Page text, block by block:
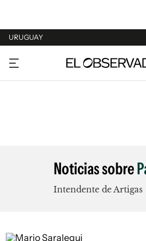
URUGUAY
URUGUAY
ARGENTINA
Noticias sobre
Intendente de Artigas